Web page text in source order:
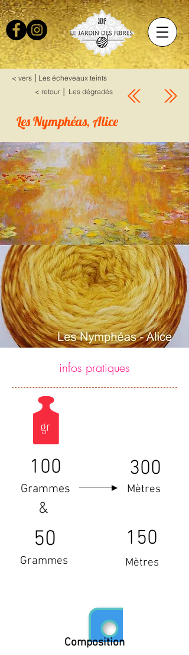
< vers │Les écheveaux teints
< retour │ Les dégradés
Les Nymphéas, Alice
infos pratiques
100
Grammes
300
Mètres
&
50
Grammes
150
Mètres
Composition